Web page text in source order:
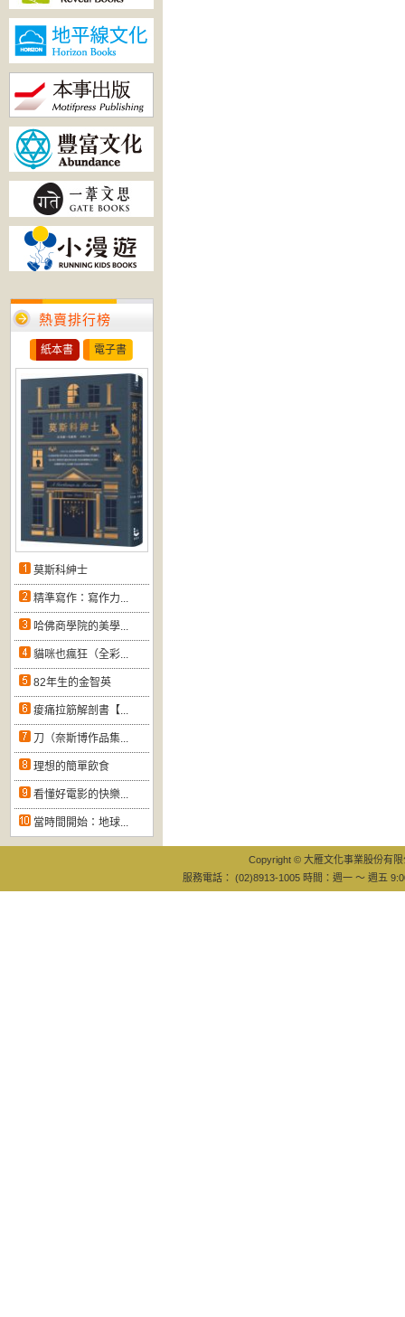
熱賣排行榜
紙本書 電子書
莫斯科紳士
精準寫作：寫作力...
哈佛商學院的美學...
貓咪也瘋狂（全彩...
82年生的金智英
痠痛拉筋解剖書【...
刀（奈斯博作品集...
理想的簡單飲食
看懂好電影的快樂...
當時間開始：地球...
Copyright © 大雁文化事業股份有
服務電話： (02)8913-1005 時間：週一 ～ 週五